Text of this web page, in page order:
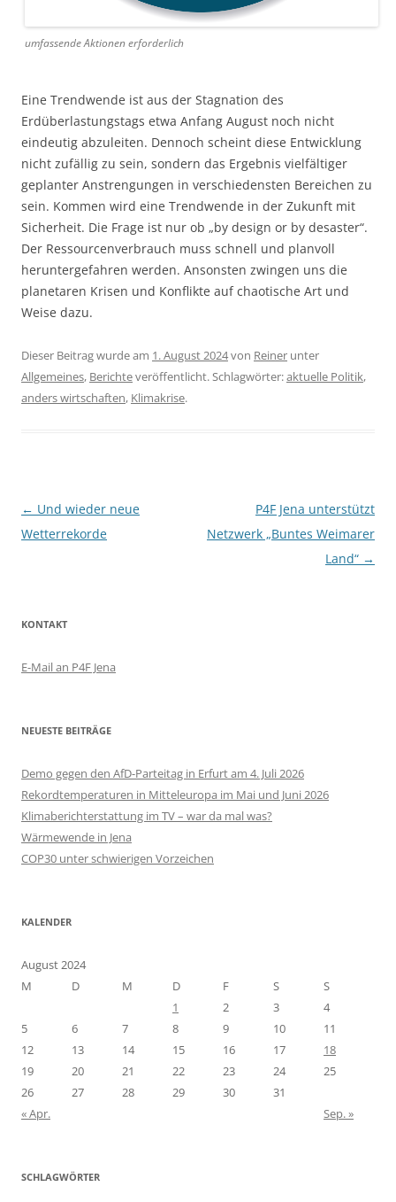
umfassende Aktionen erforderlich
Eine Trendwende ist aus der Stagnation des
Erdüberlastungstags etwa Anfang August noch nicht
eindeutig abzuleiten. Dennoch scheint diese Entwicklung
nicht zufällig zu sein, sondern das Ergebnis vielfältiger
geplanter Anstrengungen in verschiedensten Bereichen zu
sein. Kommen wird eine Trendwende in der Zukunft mit
Sicherheit. Die Frage ist nur ob „by design or by desaster“.
Der Ressourcenverbrauch muss schnell und planvoll
heruntergefahren werden. Ansonsten zwingen uns die
planetaren Krisen und Konflikte auf chaotische Art und
Weise dazu.
Dieser Beitrag wurde am 1. August 2024von Reiner unter
Allgemeines, Berichteveröffentlicht. Schlagwörter:aktuelle Politik,
anders wirtschaften, Klimakrise.
Beitragsnavigation
← Und wieder neue
Wetterrekorde
P4F Jena unterstützt
Netzwerk „Buntes Weimarer
Land“ →
KONTAKT
E-Mail an P4F Jena
NEUESTE BEITRÄGE
Demo gegen den AfD-Parteitag in Erfurt am 4. Juli 2026
Rekordtemperaturen in Mitteleuropa im Mai und Juni 2026
Klimaberichterstattung im TV – war da mal was?
Wärmewende in Jena
COP30 unter schwierigen Vorzeichen
KALENDER
August 2024
M
D M D F S
S
1
2 3
4
5
6 7 8 9 10
11
12
13 14 15 16 17
18
19
20 21 22 23 24
25
26
27 28 29 30
31
« Apr.
Sep. »
SCHLAGWÖRTER